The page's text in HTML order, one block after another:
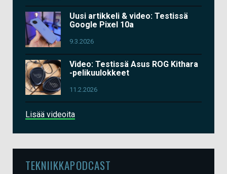
Uusi artikkeli & video: Testissä
Google Pixel 10a
9.3.2026
Video: Testissä Asus ROG Kithara
-pelikuulokkeet
11.2.2026
Lisää videoita
TEKNIIKKAPODCAST